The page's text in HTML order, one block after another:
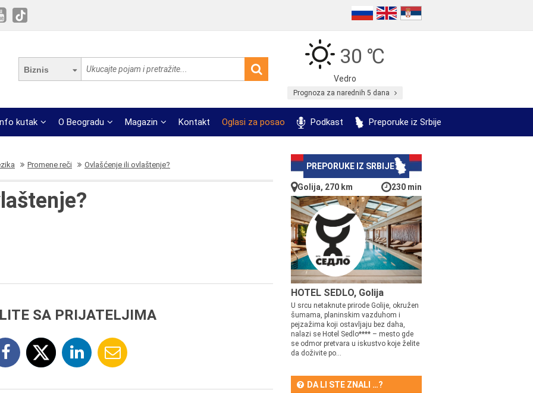
Biznis
30 ℃
Vedro
Prognoza za narednih 5 dana
kutak O Beogradu Magazin Kontakt Oglasi za posao Podkast Preporuke iz Srbije
Promene reči Ovlašćenje ili ovlaštenje?
SA PRIJATELJIMA
PREPORUKE IZ SRBIJE
Golija, 270 km 230 min
HOTEL SEDLO, Golija
U srcu netaknute prirode Golije, okružen
šumama, planinskim vazduhom i
pejzažima koji ostavljaju bez daha,
nalazi se Hotel Sedlo**** – mesto gde
se odmor pretvara u iskustvo koje želite
da doživite po...
DA LI STE ZNALI …?